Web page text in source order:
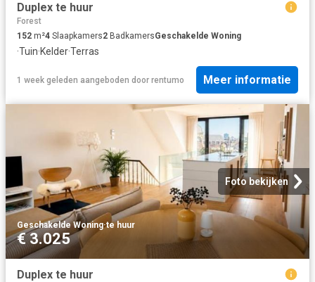
Duplex te huur
Forest
152 m²4 Slaapkamers2 BadkamersGeschakelde Woning
·Tuin·Kelder·Terras
1 week geleden aangeboden door rentumo Meer informatie
Foto bekijken
Geschakelde Woning·te huur
€ 3.025
Duplex te huur